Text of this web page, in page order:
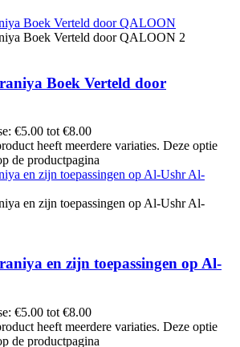
Boek Verteld door
€5.00 tot €8.00
heeft meerdere variaties. Deze optie
de productpagina
en zijn toepassingen op Al-
€5.00 tot €8.00
heeft meerdere variaties. Deze optie
de productpagina